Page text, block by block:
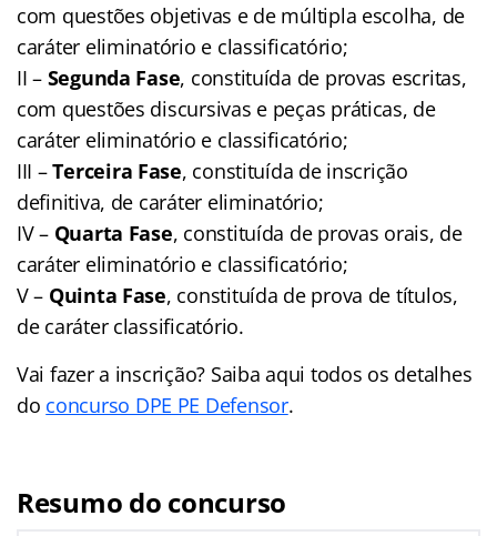
com questões objetivas e de múltipla escolha, de
caráter eliminatório e classificatório;
II – Segunda Fase, constituída de provas escritas,
com questões discursivas e peças práticas, de
caráter eliminatório e classificatório;
III –Terceira Fase, constituída de inscrição
definitiva, de caráter eliminatório;
IV – Quarta Fase, constituída de provas orais, de
caráter eliminatório e classificatório;
V – Quinta Fase, constituída de prova de títulos,
de caráter classificatório.
Vai fazer a inscrição? Saiba aqui todos os detalhes
do concurso DPE PE Defensor.
Resumo do concurso